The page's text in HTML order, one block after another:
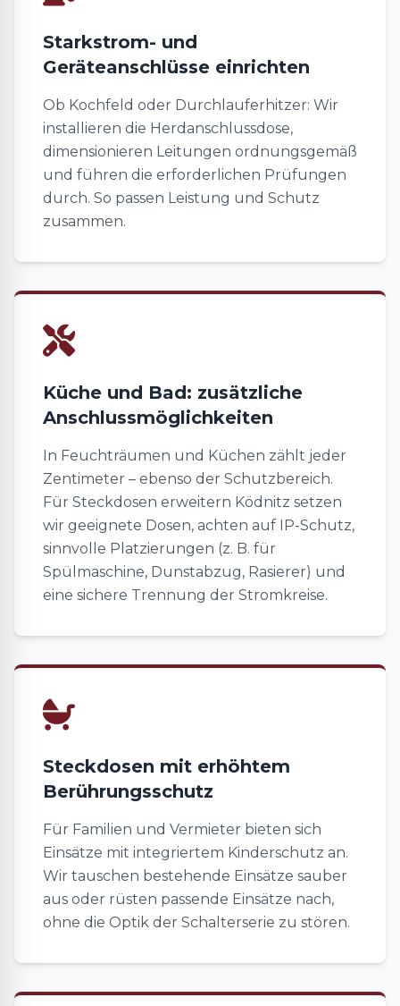
Starkstrom- und
Geräteanschlüsse einrichten
Ob Kochfeld oder Durchlauferhitzer: Wir
installieren die Herdanschlussdose,
dimensionieren Leitungen ordnungsgemäß
und führen die erforderlichen Prüfungen
durch. So passen Leistung und Schutz
zusammen.
Küche und Bad: zusätzliche
Anschlussmöglichkeiten
In Feuchträumen und Küchen zählt jeder
Zentimeter – ebenso der Schutzbereich.
Für Steckdosen erweitern Ködnitz setzen
wir geeignete Dosen, achten auf IP-Schutz,
sinnvolle Platzierungen (z. B. für
Spülmaschine, Dunstabzug, Rasierer) und
eine sichere Trennung der Stromkreise.
Steckdosen mit erhöhtem
Berührungsschutz
Für Familien und Vermieter bieten sich
Einsätze mit integriertem Kinderschutz an.
Wir tauschen bestehende Einsätze sauber
aus oder rüsten passende Einsätze nach,
ohne die Optik der Schalterserie zu stören.